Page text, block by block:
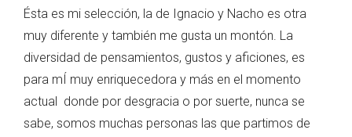
Ésta es mi selección, la de Ignacio y Nacho es otra
muy diferente y también me gusta un montón. La
diversidad de pensamientos, gustos y aficiones, es
para mÍ muy enriquecedora y más en el momento
actual donde por desgracia o por suerte, nunca se
sabe, somos muchas personas las que partimos de